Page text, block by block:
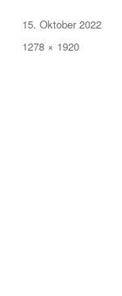
Veröffentlicht
am
15. Oktober 2022
Originalgröße
1278 × 1920